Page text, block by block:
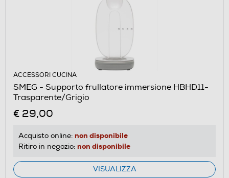
ACCESSORI CUCINA
SMEG - Supporto frullatore immersione HBHD11-
Trasparente/Grigio
€ 29,00
Acquisto online: non disponibile
Ritiro in negozio: non disponibile
VISUALIZZA